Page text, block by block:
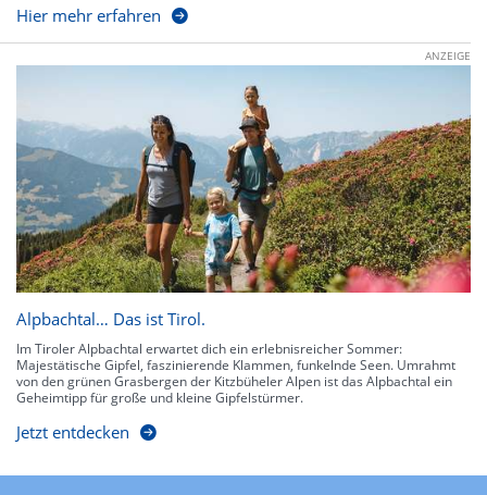
Hier mehr erfahren
ANZEIGE
Alpbachtal… Das ist Tirol.
Im Tiroler Alpbachtal erwartet dich ein erlebnisreicher Sommer:
Majestätische Gipfel, faszinierende Klammen, funkelnde Seen. Umrahmt
von den grünen Grasbergen der Kitzbüheler Alpen ist das Alpbachtal ein
Geheimtipp für große und kleine Gipfelstürmer.
Jetzt entdecken